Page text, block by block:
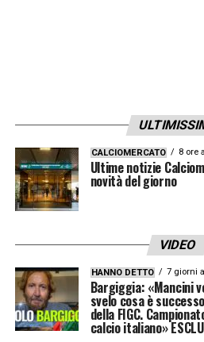
CALCIOMERCATO 8 ore
Ultime notizie
novità del giorno
VIDEO
HANNO DETTO 7 giorni
Bargiggia: «Mancini
svelo cosa è
della FIGC.
calcio italiano»